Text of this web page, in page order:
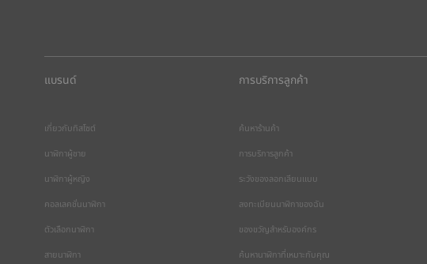
แบรนด์
เกี่ยวกับทิสโซต์
นาฬิกาผู้ชาย
นาฬิกาผู้หญิง
คอลเลคชั่นนาฬิกา
ตัวเลือกนาฬิกา
สายนาฬิกา
การบริการลูกค้า
ค้นหาร้านค้า
การบริการลูกค้า
ระวังของลอกเลียนแบบ
ลงทะเบียนนาฬิกาของฉัน
ของขวัญสำหรับองค์กร
ค้นหานาฬิกาที่เหมาะกับคุณ